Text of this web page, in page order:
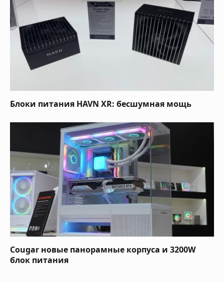
Блоки питания HAVN XR: бесшумная мощь
Cougar новые панорамные корпуса и 3200W
блок питания